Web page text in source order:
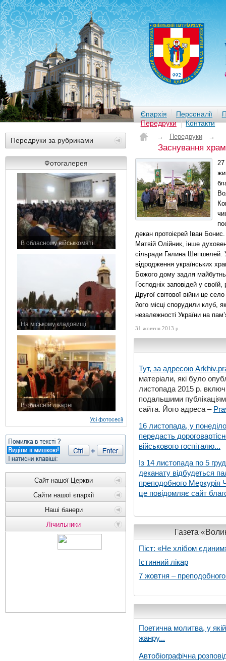
Єпархія Персоналії
Передруки
Контакти
Передруки за рубриками
Фотогалерея
В обласному військкоматі
На міському кладовищі
В обласній лікарні
Усі фотосесії
Сайт нашої Церкви
Сайти нашої єпархії
Наші банери
Лічильники
→ Передруки →
Заснування
27
декан протоієрей Іван
Матвій Олійник, інше
сільради Галина Шепшелей.
відродження українських
Божого дому задля
Господніх заповідей у
Другої світової війни це
його місці спорудили клуб,
незалежності України на
31 жовтня 2013 р.
Тут, за адресою
матеріали, які було
листопада 2015 р.
подальшими
сайта. Його адреса –
16 листопада, у
передасть
військового госпіталю...
Із 14 листопада по 5
деканату відбудеться
преподобного Меркурія
це повідомляє сайт
Газета
Піст: «Не хлібом
Істинний лікар
7 жовтня –
Поетична молитва, у
жанру...
Автобіографічна